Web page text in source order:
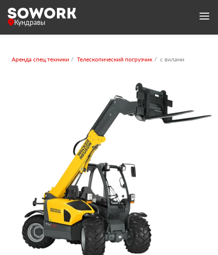
Кундравы
Аренда спец.техники Телескопический погрузчик с вилами